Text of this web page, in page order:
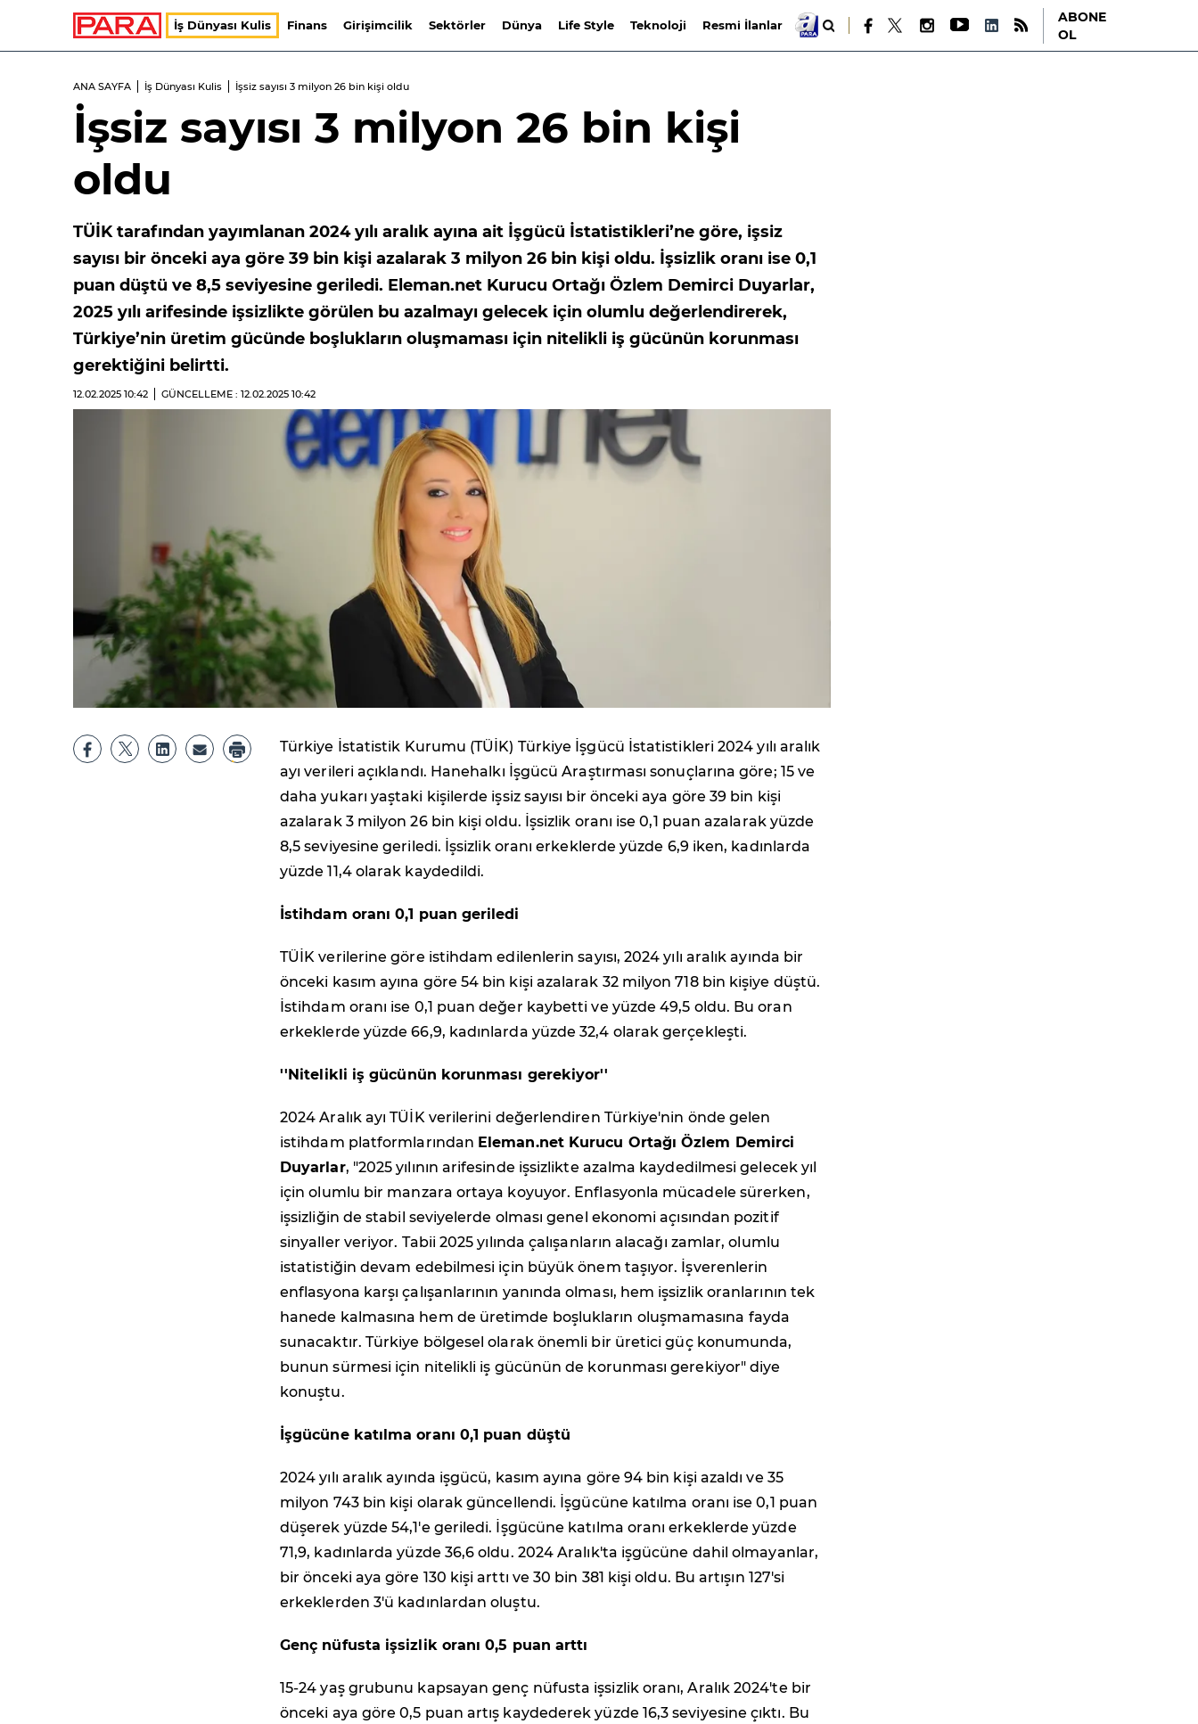
İş Dünyası Kulis Finans Girişimcilik Sektörler Dünya Life Style Teknoloji Resmi İlanlar
ABONE
OL
ANA SAYFA İş Dünyası Kulis İşsiz sayısı 3 milyon 26 bin kişi oldu
İşsiz sayısı 3 milyon 26 bin kişi
oldu
TÜİK tarafından yayımlanan 2024 yılı aralık ayına ait İşgücü İstatistikleri’ne göre, işsiz
sayısı bir önceki aya göre 39 bin kişi azalarak 3 milyon 26 bin kişi oldu. İşsizlik oranı ise 0,1
puan düştü ve 8,5 seviyesine geriledi. Eleman.net Kurucu Ortağı Özlem Demirci Duyarlar,
2025 yılı arifesinde işsizlikte görülen bu azalmayı gelecek için olumlu değerlendirerek,
Türkiye’nin üretim gücünde boşlukların oluşmaması için nitelikli iş gücünün korunması
gerektiğini belirtti.
12.02.2025 10:42 GÜNCELLEME : 12.02.2025 10:42
Türkiye İstatistik Kurumu (TÜİK) Türkiye İşgücü İstatistikleri 2024 yılı aralık
ayı verileri açıklandı. Hanehalkı İşgücü Araştırması sonuçlarına göre; 15 ve
daha yukarı yaştaki kişilerde işsiz sayısı bir önceki aya göre 39 bin kişi
azalarak 3 milyon 26 bin kişi oldu. İşsizlik oranı ise 0,1 puan azalarak yüzde
8,5 seviyesine geriledi. İşsizlik oranı erkeklerde yüzde 6,9 iken, kadınlarda
yüzde 11,4 olarak kaydedildi.
İstihdam oranı 0,1 puan geriledi
TÜİK verilerine göre istihdam edilenlerin sayısı, 2024 yılı aralık ayında bir
önceki kasım ayına göre 54 bin kişi azalarak 32 milyon 718 bin kişiye düştü.
İstihdam oranı ise 0,1 puan değer kaybetti ve yüzde 49,5 oldu. Bu oran
erkeklerde yüzde 66,9, kadınlarda yüzde 32,4 olarak gerçekleşti.
''Nitelikli iş gücünün korunması gerekiyor''
2024 Aralık ayı TÜİK verilerini değerlendiren Türkiye'nin önde gelen
istihdam platformlarından Eleman.net Kurucu Ortağı Özlem Demirci
Duyarlar, "2025 yılının arifesinde işsizlikte azalma kaydedilmesi gelecek yıl
için olumlu bir manzara ortaya koyuyor. Enflasyonla mücadele sürerken,
işsizliğin de stabil seviyelerde olması genel ekonomi açısından pozitif
sinyaller veriyor. Tabii 2025 yılında çalışanların alacağı zamlar, olumlu
istatistiğin devam edebilmesi için büyük önem taşıyor. İşverenlerin
enflasyona karşı çalışanlarının yanında olması, hem işsizlik oranlarının tek
hanede kalmasına hem de üretimde boşlukların oluşmamasına fayda
sunacaktır. Türkiye bölgesel olarak önemli bir üretici güç konumunda,
bunun sürmesi için nitelikli iş gücünün de korunması gerekiyor" diye
konuştu.
İşgücüne katılma oranı 0,1 puan düştü
2024 yılı aralık ayında işgücü, kasım ayına göre 94 bin kişi azaldı ve 35
milyon 743 bin kişi olarak güncellendi. İşgücüne katılma oranı ise 0,1 puan
düşerek yüzde 54,1'e geriledi. İşgücüne katılma oranı erkeklerde yüzde
71,9, kadınlarda yüzde 36,6 oldu. 2024 Aralık'ta işgücüne dahil olmayanlar,
bir önceki aya göre 130 kişi arttı ve 30 bin 381 kişi oldu. Bu artışın 127'si
erkeklerden 3'ü kadınlardan oluştu.
Genç nüfusta işsizlik oranı 0,5 puan arttı
15-24 yaş grubunu kapsayan genç nüfusta işsizlik oranı, Aralık 2024'te bir
önceki aya göre 0,5 puan artış kaydederek yüzde 16,3 seviyesine çıktı. Bu